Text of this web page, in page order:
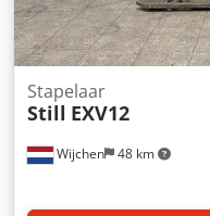
Wijchen 48 km
Stapelaar
Still EXV12